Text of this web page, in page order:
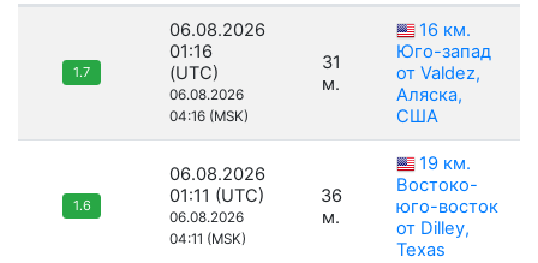
1.7
06.08.2026
01:16
(UTC)
06.08.2026
04:16 (MSK)
31
м.
16 км.
Юго-запад
от Valdez,
Аляска,
США
1.6
06.08.2026
01:11 (UTC)
06.08.2026
04:11 (MSK)
36
м.
19 км.
Востоко-
юго-восток
от Dilley,
Texas